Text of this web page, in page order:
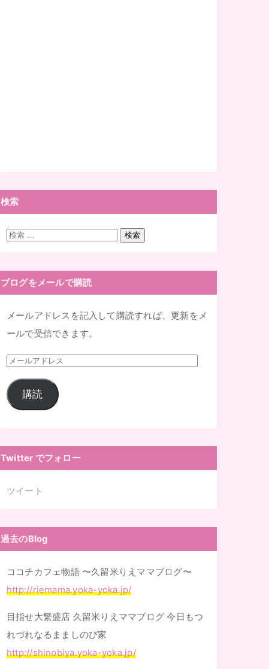
検索
検
検索
ブログをメールで購読
メールアドレスを記入して購読すれば、更新をメ
ールで受信できます。
メ
ー
ル
レ
ス
購読
Twitter でフォロー
ツイート
過去のBlog
ココチカフェ物語 〜久留米りえママブログ〜
http://riemama.yoka-yoka.jp/
目指せ大繁盛店 久留米りえママブログ 今日もつ
れづれなるまましのび家
http://shinobiya.yoka-yoka.jp/